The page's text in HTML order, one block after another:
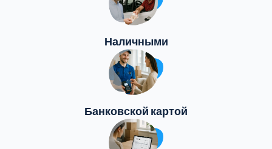
Наличными
Банковской картой